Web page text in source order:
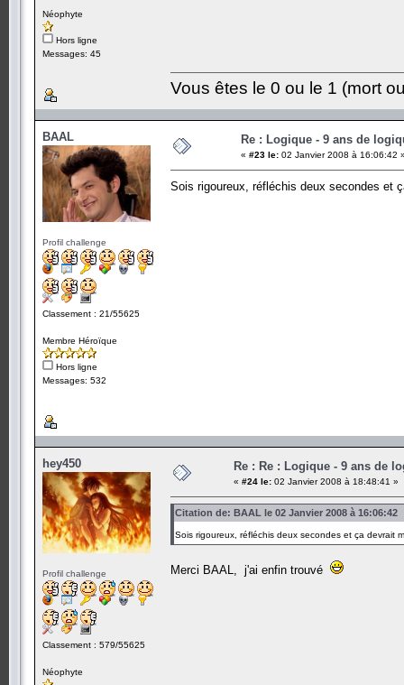
Néophyte
Hors ligne
Messages: 45
Vous êtes le 0 ou le 1 (mort
BAAL
Profil challenge
Classement : 21/55625
Membre Héroïque
Hors ligne
Messages: 532
Re : Logique - 9 ans de
« #23 le: 02 Janvier 2008 à 16:06:42
Sois rigoureux, réfléchis deux secondes et
hey450
Profil challenge
Classement : 579/55625
Néophyte
Re : Re : Logique - 9 ans de
« #24 le: 02 Janvier 2008 à 18:48:41 »
Citation de: BAAL le 02 Janvier 2008 à 16:06:42
Sois rigoureux, réfléchis deux secondes et ça devrait
Merci BAAL, j'ai enfin trouvé